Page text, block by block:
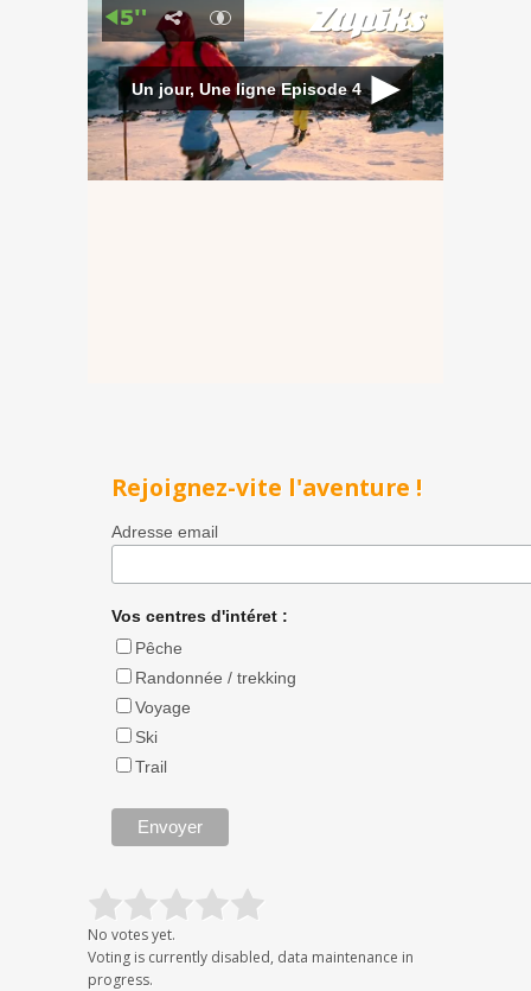
Rejoignez-vite l'aventure !
Adresse email
Vos centres d'intéret :
Pêche
Randonnée / trekking
Voyage
Ski
Trail
No votes yet.
Voting is currently disabled, data maintenance in
progress.